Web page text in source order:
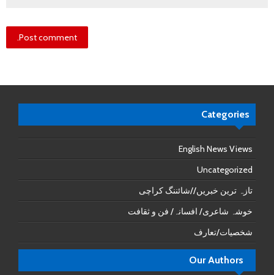
Categories
English News Views
Uncategorized
تازہ ترین خبریں//شائننگ کراچی
خوشہ شاعری/ افسانہ/ فن و ثقافت
شخصیات/تعارف
Our Authors